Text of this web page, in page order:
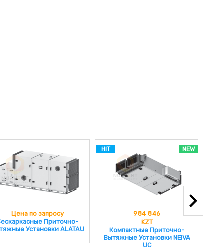
Цена по запросу
Приточно-
Установки ALATAU
NEW
HIT
984 846
KZT
Компактные Приточно-
Вытяжные Установки NEIVA
UC